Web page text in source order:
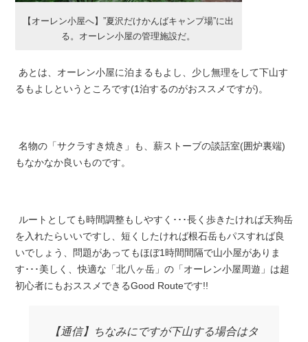
【オーレン小屋へ】”夏沢だけかんばキャンプ場”に出
る。オーレン小屋の管理施設だ。
あとは、オーレン小屋に泊まるもよし、少し無理をして下山す
るもよしというところです(1泊するのがおススメですが)。
名物の「サクラすき焼き」も、薪ストーブの談話室(囲炉裏端)
もなかなか良いものです。
ルートとしても時間調整もしやすく･･･長く歩きたければ天狗岳
を入れたらいいですし、短くしたければ根石岳もパスすれば良
いでしょう、問題があってもほぼ1時間間隔で山小屋がありま
す･･･美しく、快適な「北八ヶ岳」の「オーレン小屋周遊」は超
初心者にもおススメできるGood Routeです!!
【通信】ちなみにですが下山する場合はタ